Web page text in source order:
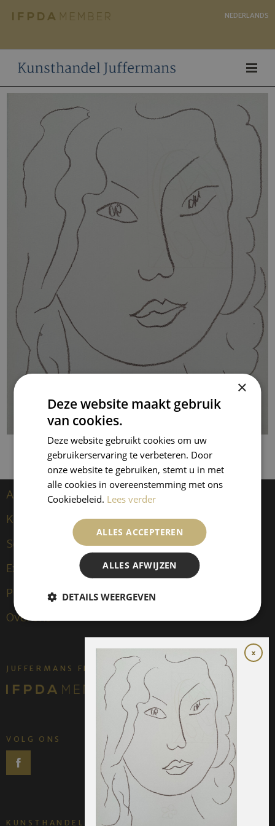
NEDERLANDS
Artiesten
Kees van Dongen
Sculpturen
Exposities
Publicaties
Over ons
JUFFERMANS FINE ART IS:
VOLG ONS
KUNSTHANDEL JUFFERMANS
×
Deze website maakt gebruik
van cookies.
Deze website gebruikt cookies om uw
gebruikerservaring te verbeteren. Door
onze website te gebruiken, stemt u in met
alle cookies in overeenstemming met ons
Cookiebeleid. Lees verder
ALLES ACCEPTEREN
ALLES AFWIJZEN
DETAILS WEERGEVEN